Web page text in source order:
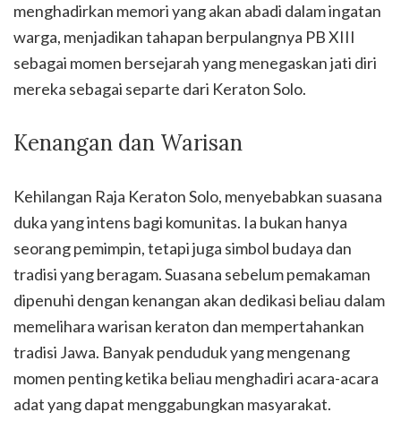
menghadirkan memori yang akan abadi dalam ingatan
warga, menjadikan tahapan berpulangnya PB XIII
sebagai momen bersejarah yang menegaskan jati diri
mereka sebagai separte dari Keraton Solo.
Kenangan dan Warisan
Kehilangan Raja Keraton Solo, menyebabkan suasana
duka yang intens bagi komunitas. Ia bukan hanya
seorang pemimpin, tetapi juga simbol budaya dan
tradisi yang beragam. Suasana sebelum pemakaman
dipenuhi dengan kenangan akan dedikasi beliau dalam
memelihara warisan keraton dan mempertahankan
tradisi Jawa. Banyak penduduk yang mengenang
momen penting ketika beliau menghadiri acara-acara
adat yang dapat menggabungkan masyarakat.